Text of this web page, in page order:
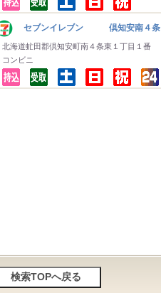
セブンイレブン 倶知安南４条
北海道虻田郡倶知安町南４条東１丁目１番
コンビニ